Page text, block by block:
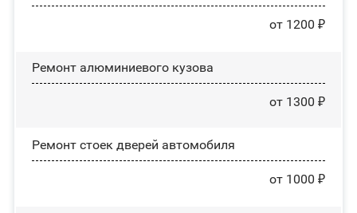
от 1200 ₽
Ремонт алюминиевого кузова
от 1300 ₽
Ремонт стоек дверей автомобиля
от 1000 ₽